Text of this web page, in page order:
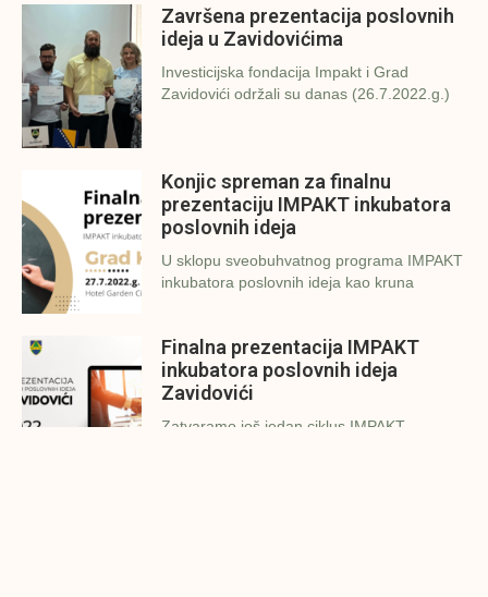
Završena prezentacija poslovnih
ideja u Zavidovićima
Investicijska fondacija Impakt i Grad
Zavidovići održali su danas (26.7.2022.g.)
Konjic spreman za finalnu
prezentaciju IMPAKT inkubatora
poslovnih ideja
U sklopu sveobuhvatnog programa IMPAKT
inkubatora poslovnih ideja kao kruna
Finalna prezentacija IMPAKT
inkubatora poslovnih ideja
Zavidovići
Zatvaramo još jedan ciklus IMPAKT